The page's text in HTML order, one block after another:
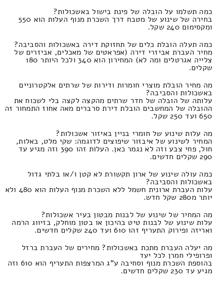
כמה תשלמו על הובלה של פינת בישול באשכולות?
בחירה של שינוע של מטבח דרך השכרת מנוף העלות הוא 550
ומקסימום 240 שקל.
כמה תעלה הובלת כלים של תחזוקת דירה באשכולות והסביבה?
מחיר העברת אביזרי דירה (אפראטים של מאכלים, אביזרים של
צלייה אגרטלים ומה לא) המחירון הוא 340 ולכל היותר 180
שקלים.
מה מחיר הובלת מוצרי חומרות ודירות של שרתים אלקטרוניים
באשכולות והסביבה?
עלותה של הובלה של חדר שרתים מהקצה לקצה בלי לשכוח את
ההובלה של המחשבים הובלת דירת סרברים מאה אחוז התמחור זה
650 ועד 250 שקל.
מה עלות שינוע של חומרי בניין באיזור אשכולות?
המחיר לשינוע של איבזור שיפוצים לדוגמה: שקי מלט, באלות,
חול, פחי צבע וזה לא נגמר כאן. העלות זהו 390 וזה מגיע עד
290 שקלים חדשים.
כמה עולה שינוע של ארון תקשורת לא קטן ו/או בלתי גדול
באשכולות והסביבה?
עלות העברת ארונית חשמל ללא השכרת מנוף העלות הוא 480 ולא
יותר מ280 שקל חדש.
מה המחיר של שינוע של לבנות מבטון בעיר אשכולות?
עלות שינוע של לבנות טיט בהיכון או בטון מוחלק, בזיווג הרמה
ואריזה ופירוק התעריף זהו 610 ועד 240 שקלים חדשים.
מה יעלה העברת מתכת באשכולות? מחירים של העברת ברזל
ופרופילי חמרן לכל יעד
בהוספת השכרת מנוף וסחיבה ע"ג המרצפות התעריף הוא 610 וזה
מגיע עד 230 שקלים חדשים.